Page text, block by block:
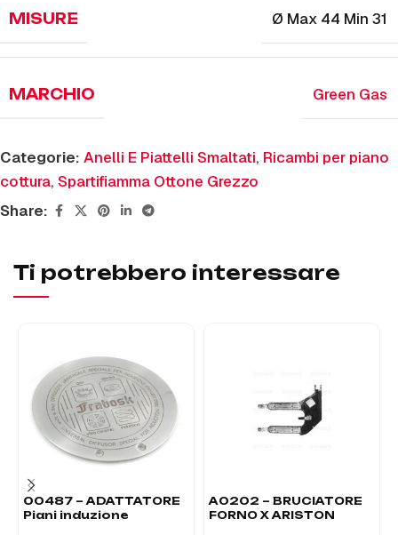
MISURE Ø Max 44 Min 31
MARCHIO Green Gas
Categorie: Anelli E Piattelli Smaltati, Ricambi per piano
cottura, Spartifiamma Ottone Grezzo
Share:
Ti potrebbero interessare
00487 – ADATTATORE
Piani induzione
A0202 – BRUCIATORE
FORNO X ARISTON